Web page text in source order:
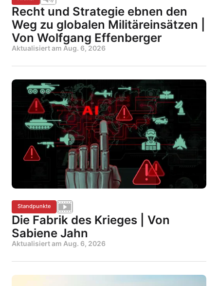
Recht und Strategie ebnen den
Weg zu globalen Militäreinsätzen |
Von Wolfgang Effenberger
Aktualisiert am Aug. 6, 2026
Standpunkte
Die Fabrik des Krieges | Von
Sabiene Jahn
Aktualisiert am Aug. 6, 2026